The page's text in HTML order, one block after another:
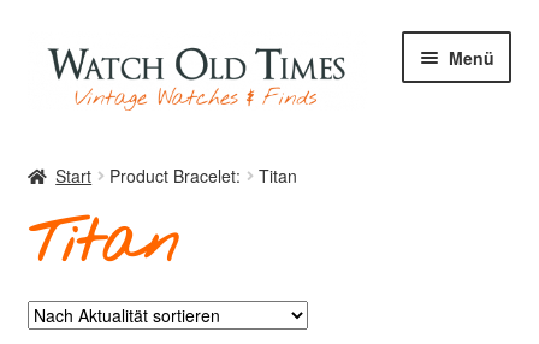
Zur
Navigation
springen
Zum
Inhalt
springen
Menü
Uhren
Start Product Bracelet: Titan
Titan